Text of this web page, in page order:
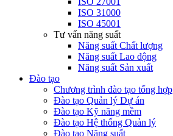
ISO 31000
ISO 45001
Tư vấn năng suất
Năng suất Chất lượng
Năng suất Lao động
Năng suất Sản xuất
Đào tạo
Chương trình đào tạo tổng hợp
Đào tạo Quản lý Dự án
Đào tạo Kỹ năng mềm
Đào tạo Hệ thống Quản lý
Đào tạo Năng suất